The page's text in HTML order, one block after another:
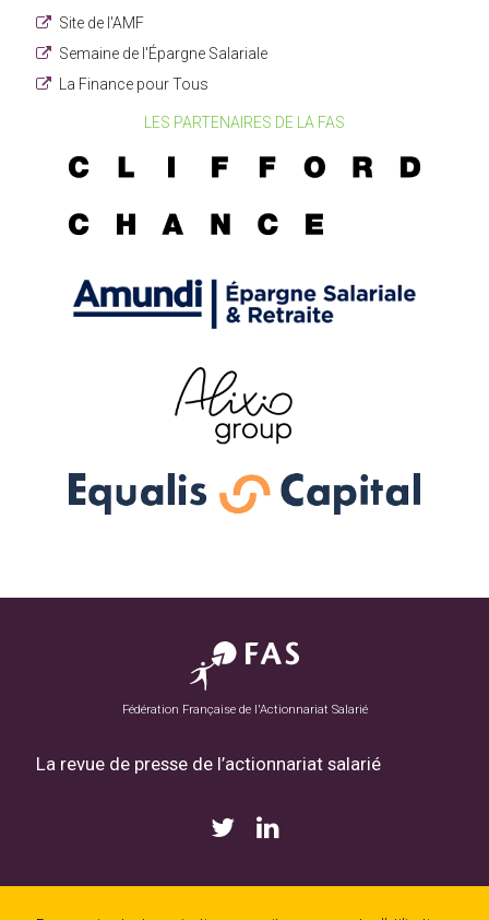
Site de l'AMF
Semaine de l'Épargne Salariale
La Finance pour Tous
LES PARTENAIRES DE LA FAS
Fédération Française de l'Actionnariat Salarié
La revue de presse de l’actionnariat salarié